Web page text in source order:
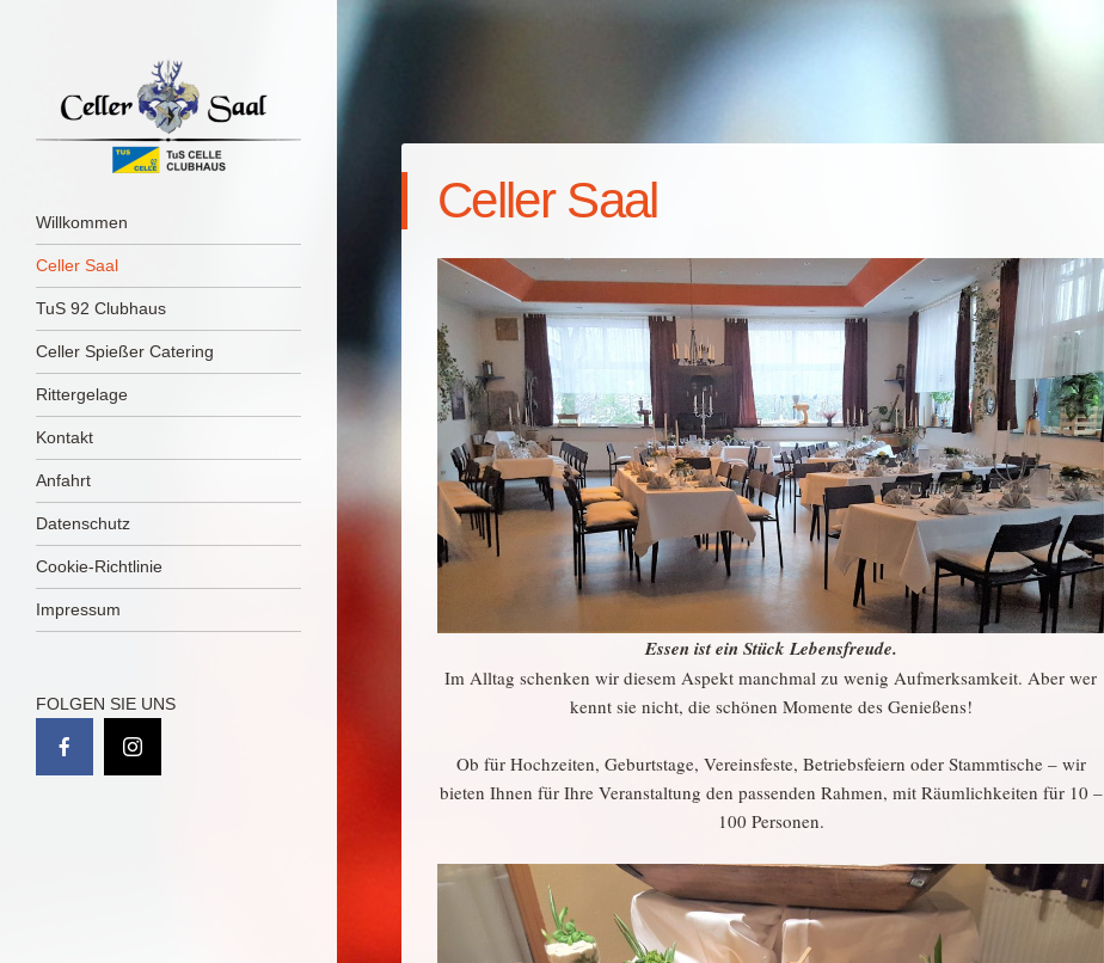
Menü
Zum Inhalt springen
Willkommen
Celler Saal
TuS 92 Clubhaus
Celler Spießer Catering
Rittergelage
Kontakt
Anfahrt
Datenschutz
Cookie-Richtlinie
Impressum
Celler Saal
Essen ist ein Stück Lebensfreude.
Im Alltag schenken wir diesem Aspekt manchmal zu wenig Aufmerksamkeit. Aber wer
kennt sie nicht, die schönen Momente des Genießens!
Ob für Hochzeiten, Geburtstage, Vereinsfeste, Betriebsfeiern oder Stammtische – wir
bieten Ihnen für Ihre Veranstaltung den passenden Rahmen, mit Räumlichkeiten für 10 –
100 Personen.
FOLGEN SIE UNS